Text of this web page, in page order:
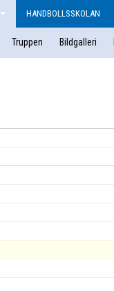
HANDBOLLSSKOLAN
Truppen Bildgalleri